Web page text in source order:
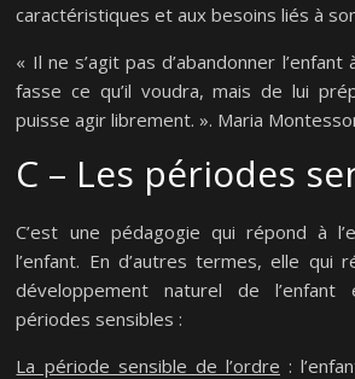
caractéristiques et aux besoins liés à
« Il ne s’agit pas d’abandonner l’enfant
fasse ce qu’il voudra, mais de lui
puisse agir librement. ». Maria
C – Les périodes
C’est une pédagogie qui répond à
l’enfant. En d’autres termes, elle qui
développement naturel de
périodes sensibles :
La période sensible de l’ordre :